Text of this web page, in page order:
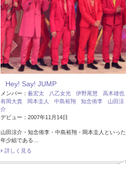
Hey! Say! JUMP
メンバー： 薮宏太 八乙女光 伊野尾慧
高木雄也
有岡大貴
岡本圭人 中島裕翔 知念侑李
山田涼
介
デビュー：2007年11月14日
山田涼介・知念侑李・中島裕翔・岡本圭人といった
年少組である…
詳しく見る